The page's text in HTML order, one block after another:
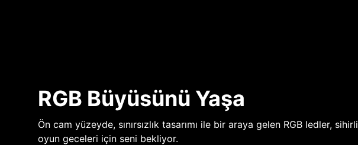
RGB Büyüsünü Yaşa
Ön cam yüzeyde, sınırsızlık tasarımı ile bir araya gelen RGB ledler, sihirli
oyun geceleri için seni bekliyor.